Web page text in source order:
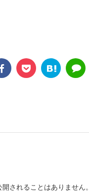
されることはありません。